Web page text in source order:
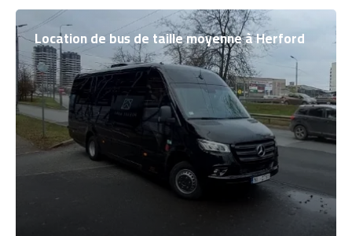
Location de bus de taille moyenne à Herford